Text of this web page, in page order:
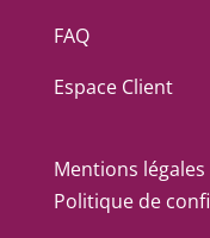
FAQ
Espace Client
Mentions légales
Politique de